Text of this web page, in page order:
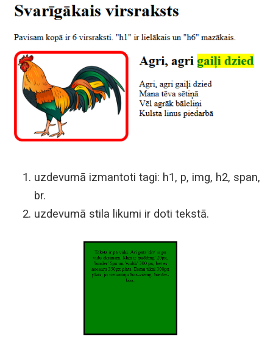
uzdevumā izmantoti tagi: h1, p, img, h2, span,
br.
uzdevumā stila likumi ir doti tekstā.